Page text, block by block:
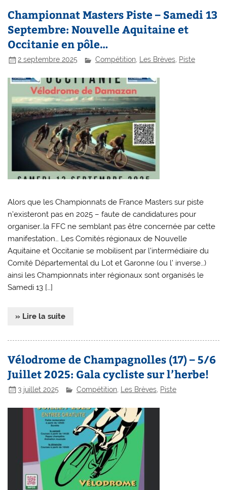
Championnat Masters Piste – Samedi 13
Septembre: Nouvelle Aquitaine et
Occitanie en pôle…
2 septembre 2025 Compétition Les Brèves Piste
Alors que les Championnats de France Masters sur piste
n’existeront pas en 2025 – faute de candidatures pour
organiser…la FFC ne semblant pas être concernée par cette
manifestation… Les Comités régionaux de Nouvelle
Aquitaine et Occitanie se mobilisent par l’intermédiaire du
Comité Départemental du Lot et Garonne (ou l’ inverse…)
ainsi les Championnats inter régionaux sont organisés le
Samedi 13 […]
» Lire la suite
Vélodrome de Champagnolles (17) – 5/6
Juillet 2025: Gala cycliste sur l’herbe!
3 juillet 2025 Compétition Les Brèves Piste